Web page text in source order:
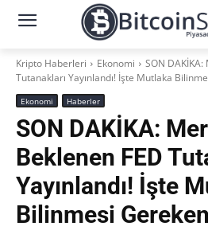
Kripto Haberleri Ekonomi
SON
Tutanakları Yayınlandı! İşte Mutlaka
Ekonomi Haberler
SON DAKİKA:
Beklenen FED
Yayınlandı! İşte
Bilinmesi